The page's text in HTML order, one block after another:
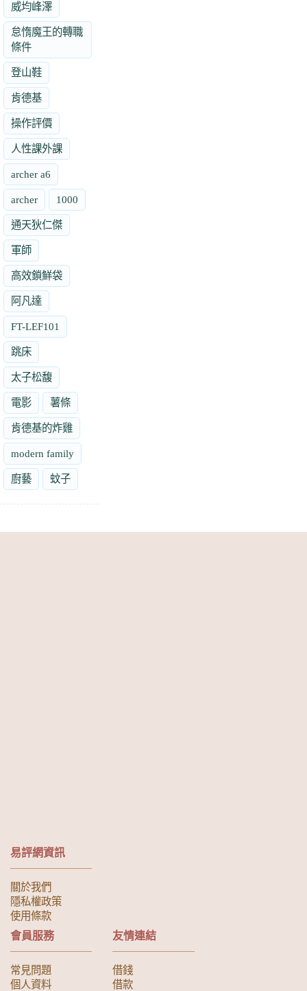
威均峰澤
怠惰魔王的轉職
條件
登山鞋
肯德基
操作評價
人性課外課
archer a6
archer 1000
通天狄仁傑
軍師
高效鎖鮮袋
阿凡達
FT-LEF101
跳床
太子松馥
電影 薯條
肯德基的炸雞
modern family
廚藝 蚊子
易評網資訊
關於我們
隱私權政策
使用條款
會員服務
常見問題
個人資料
友情連結
借錢
借款